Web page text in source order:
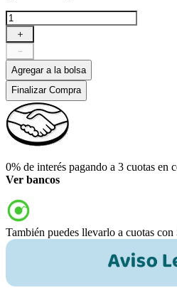
＋
－
Agregar a la bolsa
Finalizar Compra
0% de interés pagando a 3 cuotas en
Ver bancos
También puedes llevarlo a cuotas con